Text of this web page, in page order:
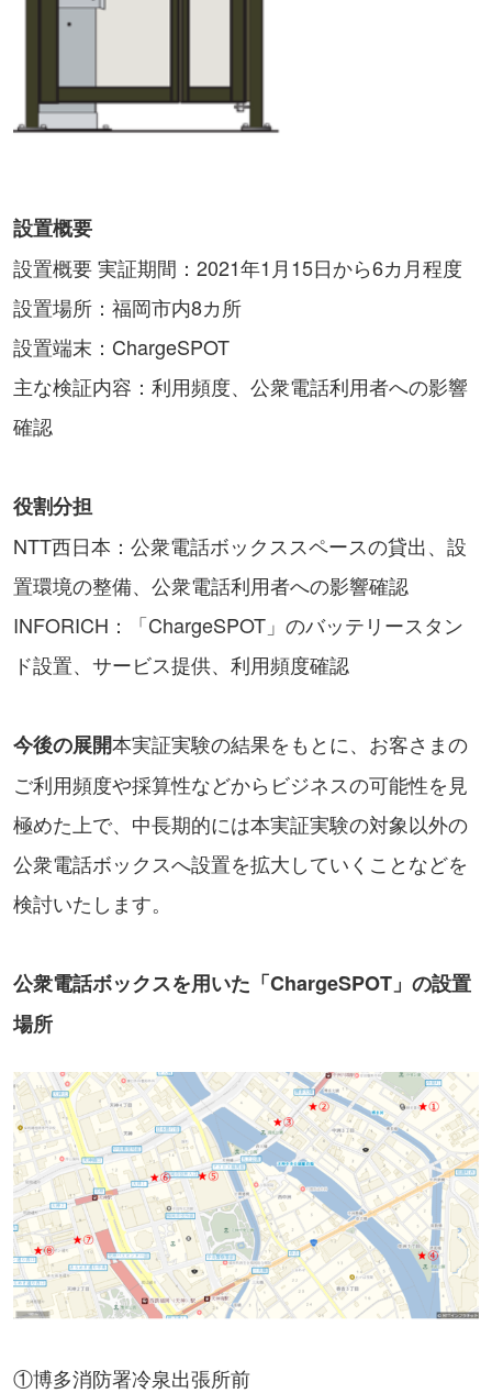
設置概要
設置概要 実証期間：2021年1月15日から6カ月程度
設置場所：福岡市内8カ所
設置端末：ChargeSPOT
主な検証内容：利用頻度、公衆電話利用者への影響
確認
役割分担
NTT西日本：公衆電話ボックススペースの貸出、設
置環境の整備、公衆電話利用者への影響確認
INFORICH：「ChargeSPOT」のバッテリースタン
ド設置、サービス提供、利用頻度確認
今後の展開本実証実験の結果をもとに、お客さまの
ご利用頻度や採算性などからビジネスの可能性を見
極めた上で、中長期的には本実証実験の対象以外の
公衆電話ボックスへ設置を拡大していくことなどを
検討いたします。
公衆電話ボックスを用いた「ChargeSPOT」の設置
場所
①博多消防署冷泉出張所前